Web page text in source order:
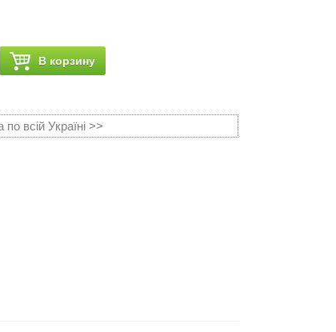
В корзину
всій Україні >>